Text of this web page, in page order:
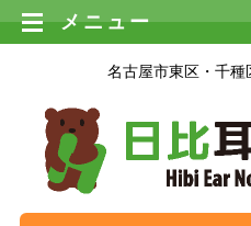
名古屋市東区・千
メニュー